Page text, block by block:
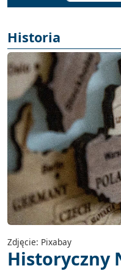
Historia
Zdjęcie: Pixabay
Historyczny